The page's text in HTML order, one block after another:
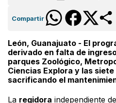
Compartir
León, Guanajuato - El
derivado en falta de
parques Zoológico,
Ciencias Explora y las
sacrificando el
La regidora independiente